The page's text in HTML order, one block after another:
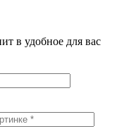
в удобное для вас